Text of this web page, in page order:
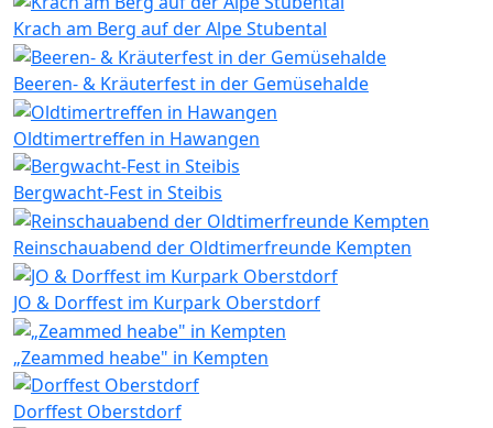
Krach am Berg auf der Alpe Stubental
Beeren- & Kräuterfest in der Gemüsehalde
Oldtimertreffen in Hawangen
Bergwacht-Fest in Steibis
Reinschauabend der Oldtimerfreunde Kempten
JO & Dorffest im Kurpark Oberstdorf
„Zeammed heabe" in Kempten
Dorffest Oberstdorf